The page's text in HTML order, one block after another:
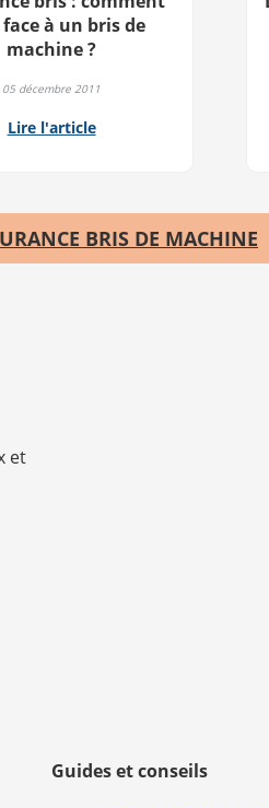
à un bris de
machine ?
05 décembre 2011
Lire l'article
BRIS DE MACHINE
et
Guides et conseils